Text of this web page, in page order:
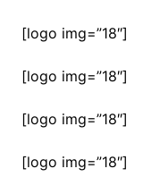
[logo img=”18″]
[logo img=”18″]
[logo img=”18″]
[logo img=”18″]